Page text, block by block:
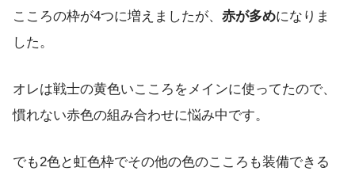
こころの枠が4つに増えましたが、 赤が多めになりま
した。
オレは戦士の黄色いこころをメインに使ってたので、
慣れない赤色の組み合わせに悩み中です。
でも2色と虹色枠でその他の色のこころも装備できる